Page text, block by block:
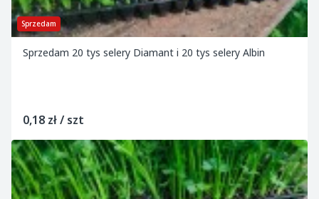
Sprzedam
Sprzedam 20 tys selery Diamant i 20 tys selery Albin
0,18 zł / szt